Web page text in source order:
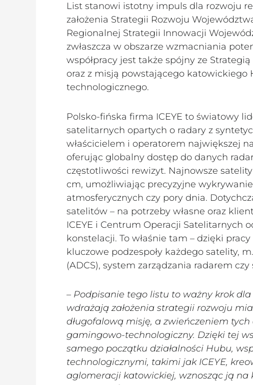
List stanowi istotny impuls dla rozwoju
założenia Strategii Rozwoju
Regionalnej Strategii Innowacji
zwłaszcza w obszarze wzmacniania
współpracy jest także spójny ze
oraz z misją powstającego
technologicznego.
Polsko-fińska firma ICEYE to światowy
satelitarnych opartych o radary z
właścicielem i operatorem największej
oferując globalny dostęp do danych
częstotliwości rewizyt. Najnowsze
cm, umożliwiając precyzyjne
atmosferycznych czy pory dnia.
satelitów – na potrzeby własne oraz
ICEYE i Centrum Operacji Satelitarnych
konstelacji. To właśnie tam – dzięki
kluczowe podzespoły każdego satelity,
(ADCS), system zarządzania radarem
– Podpisanie tego listu to ważny krok
wdrażają założenia strategii rozwoju
długofalową misję, a zwieńczeniem
gamingowo-technologiczny. Dzięki tej
samego początku działalności Hubu,
technologicznymi, takimi jak ICEYE,
aglomeracji katowickiej, wznosząc ją